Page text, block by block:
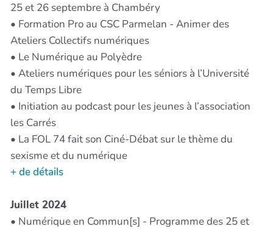
25 et 26 septembre à Chambéry
• Formation Pro au CSC Parmelan - Animer des
Ateliers Collectifs numériques
• Le Numérique au Polyèdre
• Ateliers numériques pour les séniors à l’Université
du Temps Libre
• Initiation au podcast pour les jeunes à l’association
les Carrés
• La FOL 74 fait son Ciné-Débat sur le thème du
sexisme et du numérique
+ de détails
Juillet 2024
• Numérique en Commun[s] - Programme des 25 et